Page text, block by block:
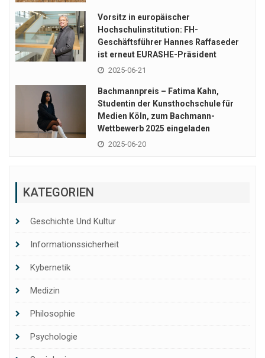
Vorsitz in europäischer
Hochschulinstitution: FH-
Geschäftsführer Hannes Raffaseder
ist erneut EURASHE-Präsident
2025-06-21
Bachmannpreis – Fatima Kahn,
Studentin der Kunsthochschule für
Medien Köln, zum Bachmann-
Wettbewerb 2025 eingeladen
2025-06-20
KATEGORIEN
Geschichte Und Kultur
Informationssicherheit
Kybernetik
Medizin
Philosophie
Psychologie